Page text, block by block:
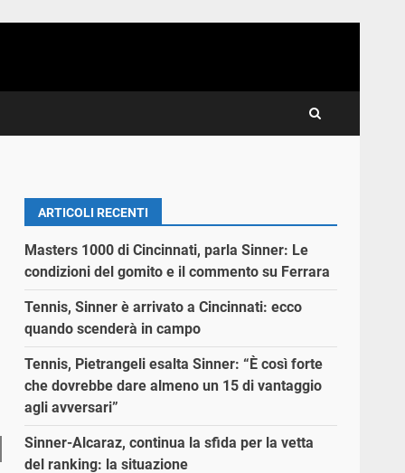
ARTICOLI RECENTI
Masters 1000 di Cincinnati, parla Sinner: Le
condizioni del gomito e il commento su Ferrara
Tennis, Sinner è arrivato a Cincinnati: ecco
quando scenderà in campo
Tennis, Pietrangeli esalta Sinner: “È così forte
che dovrebbe dare almeno un 15 di vantaggio
agli avversari”
Sinner-Alcaraz, continua la sfida per la vetta
del ranking: la situazione